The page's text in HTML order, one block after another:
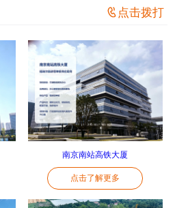
 点击拨打
南京南站高铁大厦
点击了解更多